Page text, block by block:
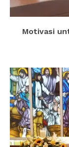
Motivasi